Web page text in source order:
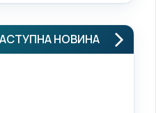
НОВИНА